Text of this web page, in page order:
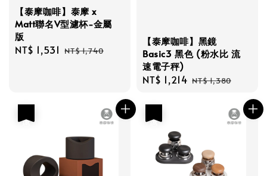
【泰摩咖啡】泰摩 x
Matt聯名V型濾杯-金屬
版
Sale
NT$ 1,531 Regular
NT$ 1,740
【泰摩咖啡】黑鏡
Basic3 黑色 (粉水比 流
速電子秤)
Sale
NT$ 1,214 Regular
NT$ 1,380